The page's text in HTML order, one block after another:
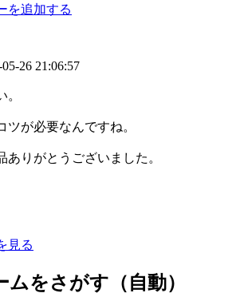
を追加する
05-26 21:06:57
ツが必要なんですね。
ありがとうございました。
見る
をさがす（自動）